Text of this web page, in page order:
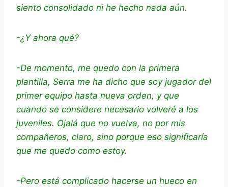
siento consolidado ni he hecho nada aún.
-¿Y ahora qué?
-De momento, me quedo con la primera
plantilla, Serra me ha dicho que soy jugador del
primer equipo hasta nueva orden, y que
cuando se considere necesario volveré a los
juveniles. Ojalá que no vuelva, no por mis
compañeros, claro, sino porque eso significaría
que me quedo como estoy.
-Pero está complicado hacerse un hueco en